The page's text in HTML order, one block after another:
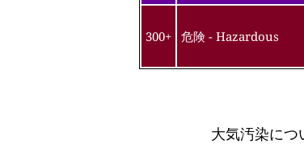
300+ 危険 - Hazardous
大気汚染につ